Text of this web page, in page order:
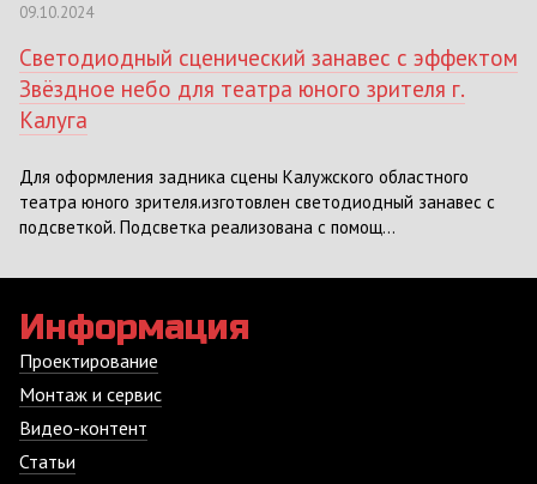
09.10.2024
Светодиодный сценический занавес с эффектом
Звёздное небо для театра юного зрителя г.
Калуга
Для оформления задника сцены Калужского областного
театра юного зрителя.изготовлен светодиодный занавес с
подсветкой. Подсветка реализована с помощ...
Информация
Проектирование
Монтаж и сервис
Видео-контент
Статьи